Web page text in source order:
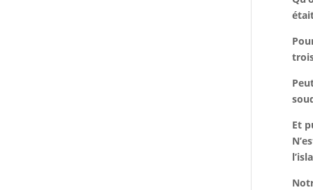
Et